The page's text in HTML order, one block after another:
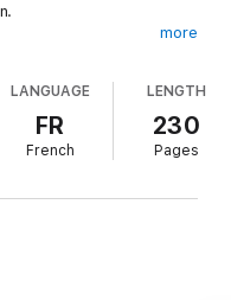
elle a su que quelque
il se doit. De
more
LANGUAGE
FR
French
LENGTH
230
Pages